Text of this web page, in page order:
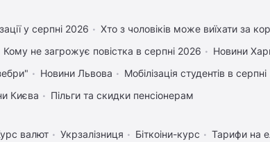
у серпні 2026 Хто з чоловіків може виїхати за
Кому не загрожує повістка в серпні 2026
Новини
Новини Львова
Мобілізація студентів в серпні
Києва Пільги та скидки пенсіонерам
валют Укрзалізниця Біткоіни-курс Тарифи на